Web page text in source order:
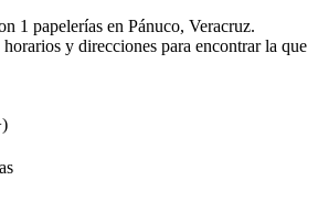
1 papelerías en Pánuco, Veracruz.
horarios y direcciones para encontrar la que